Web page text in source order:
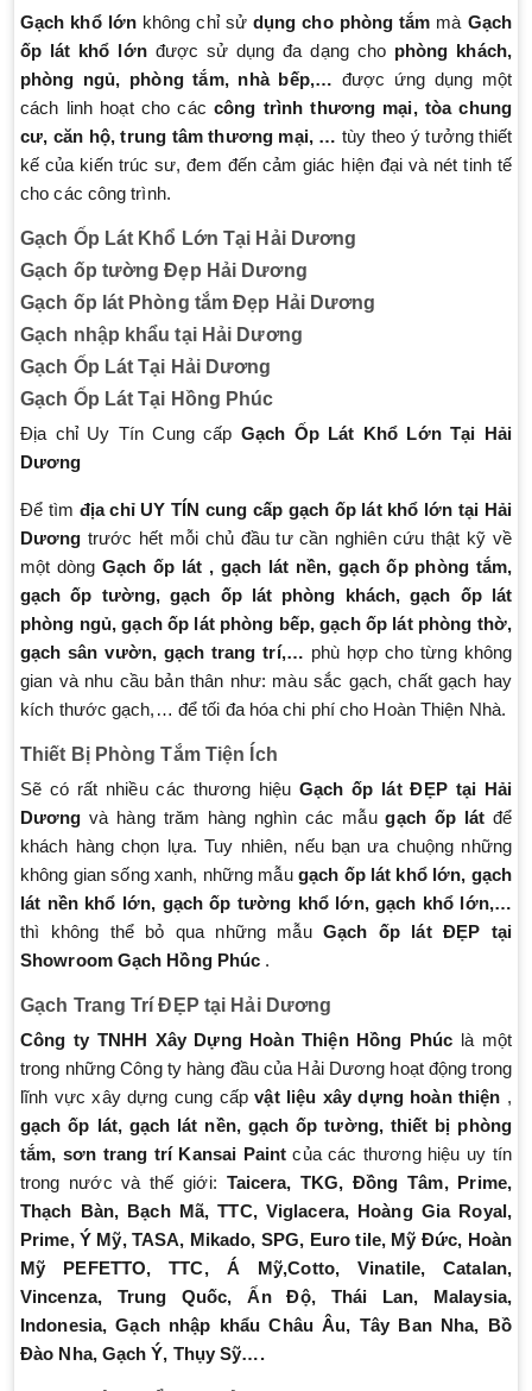
Gạch khổ lớn không chỉ sử dụng cho phòng tắm mà Gạch
ốp lát khổ lớnđược sử dụng đa dạng cho phòng khách,
phòng ngủ, phòng tắm, nhà bếp,… được ứng dụng một
cách linh hoạt cho cáccông trình thương mại, tòa chung
cư, căn hộ, trung tâm thương mại, …tùy theo ý tưởng thiết
kế của kiến trúc sư, đem đến cảm giác hiện đại và nét tinh tế
cho các công trình.
Gạch Ốp Lát Khổ Lớn Tại Hải Dương
Gạch ốp tường Đẹp Hải Dương
Gạch ốp lát Phòng tắm Đẹp Hải Dương
Gạch nhập khẩu tại Hải Dương
Gạch Ốp Lát Tại Hải Dương
Gạch Ốp Lát Tại Hồng Phúc
Địa chỉ Uy Tín Cung cấp Gạch Ốp Lát Khổ Lớn Tại Hải
Dương
Để tìm địa chỉ UY TÍN cung cấp gạch ốp lát khổ lớn tại Hải
Dương trước hết mỗi chủ đầu tư cần nghiên cứu thật kỹ về
một dòngGạch ốp lát , gạch lát nền, gạch ốp phòng tắm,
gạch ốp tường, gạch ốp lát phòng khách, gạch ốp lát
phòng ngủ, gạch ốp lát phòng bếp, gạch ốp lát phòng thờ,
gạch sân vườn, gạch trang trí,… phù hợp cho từng không
gian và nhu cầu bản thân như: màu sắc gạch, chất gạch hay
kích thước gạch,… để tối đa hóa chi phí cho Hoàn Thiện Nhà.
Thiết Bị Phòng Tắm Tiện Ích
Sẽ có rất nhiều các thương hiệuGạch ốp lát ĐẸP tại Hải
Dương và hàng trăm hàng nghìn các mẫugạch ốp látđể
khách hàng chọn lựa. Tuy nhiên, nếu bạn ưa chuộng những
không gian sống xanh, những mẫu gạch ốp lát khổ lớn, gạch
lát nền khổ lớn, gạch ốp tường khổ lớn, gạch khổ lớn,…
thì không thể bỏ qua những mẫu Gạch ốp lát ĐẸP tại
Showroom Gạch Hồng Phúc .
Gạch Trang Trí ĐẸP tại Hải Dương
Công ty TNHH Xây Dựng Hoàn Thiện Hồng Phúc là một
trong những Công ty hàng đầu của Hải Dương hoạt động trong
lĩnh vực xây dựng cung cấpvật liệu xây dựng hoàn thiện ,
gạch ốp lát, gạch lát nền, gạch ốp tường, thiết bị phòng
tắm, sơn trang trí Kansai Paintcủa các thương hiệu uy tín
trong nước và thế giới: Taicera, TKG, Đồng Tâm, Prime,
Thạch Bàn, Bạch Mã, TTC, Viglacera, Hoàng Gia Royal,
Prime, Ý Mỹ, TASA, Mikado, SPG, Euro tile, Mỹ Đức, Hoàn
Mỹ PEFETTO, TTC, Á Mỹ,Cotto, Vinatile, Catalan,
Vincenza, Trung Quốc, Ấn Độ, Thái Lan, Malaysia,
Indonesia, Gạch nhập khẩu Châu Âu, Tây Ban Nha, Bồ
Đào Nha, Gạch Ý, Thụy Sỹ….